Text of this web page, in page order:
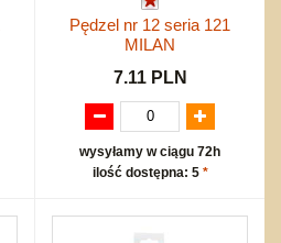
Pędzel nr 12 seria 121
MILAN
7.11 PLN
wysyłamy w ciągu 72h
ilość dostępna: 5 *